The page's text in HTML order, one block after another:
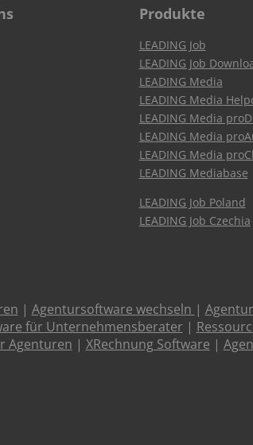
Produkte
LEADING Job
LEADING Job
LEADING Media
LEADING Media
LEADING Media
LEADING Media
LEADING Media
LEADING Mediabase
LEADING Job Poland
LEADING Job Czechia
| Agentursoftware wechseln |
für Unternehmensberater |
Agenturen | XRechnung Software |